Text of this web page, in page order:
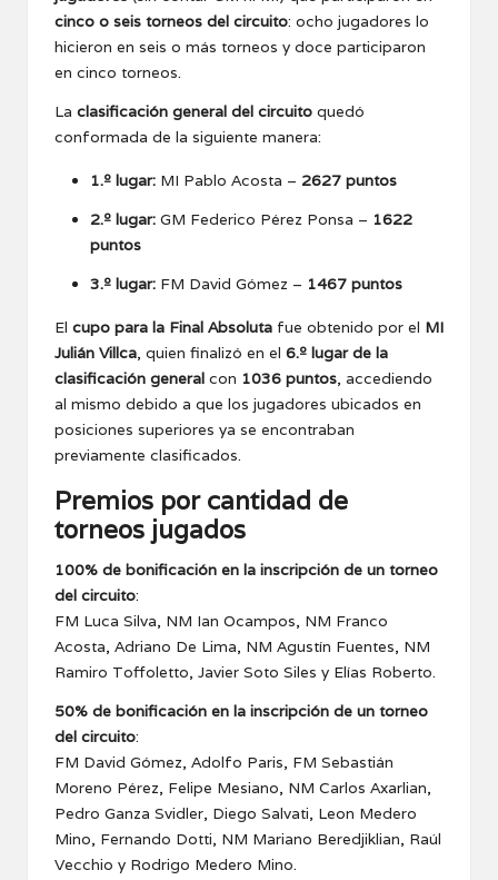
cinco o seis torneos del circuito: ocho jugadores lo
hicieron en seis o más torneos y doce participaron
en cinco torneos.
La clasificación general del circuito quedó
conformada de la siguiente manera:
1.º lugar: MI Pablo Acosta – 2627 puntos
2.º lugar: GM Federico Pérez Ponsa – 1622
puntos
3.º lugar: FM David Gómez – 1467 puntos
El cupo para la Final Absoluta fue obtenido por el MI
Julián Villca, quien finalizó en el 6.º lugar de la
clasificación general con 1036 puntos, accediendo
al mismo debido a que los jugadores ubicados en
posiciones superiores ya se encontraban
previamente clasificados.
Premios por cantidad de
torneos jugados
100% de bonificación en la inscripción de un torneo
del circuito:
FM Luca Silva, NM Ian Ocampos, NM Franco
Acosta, Adriano De Lima, NM Agustín Fuentes, NM
Ramiro Toffoletto, Javier Soto Siles y Elías Roberto.
50% de bonificación en la inscripción de un torneo
del circuito:
FM David Gómez, Adolfo Paris, FM Sebastián
Moreno Pérez, Felipe Mesiano, NM Carlos Axarlian,
Pedro Ganza Svidler, Diego Salvati, Leon Medero
Mino, Fernando Dotti, NM Mariano Beredjiklian, Raúl
Vecchio y Rodrigo Medero Mino.